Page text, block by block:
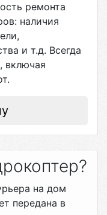
ремонта
наличия
и т.д. Всегда
включая
на дом
передана в